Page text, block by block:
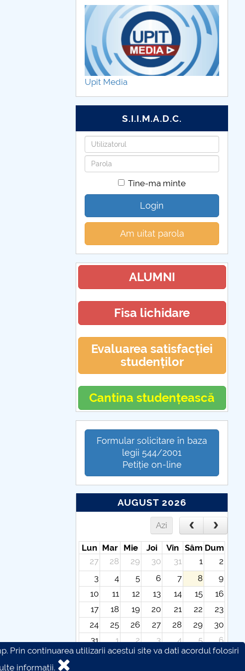
Upit Media
S.I.I.M.A.D.C.
Utilizatorul
Parola
Tine-ma minte
Login
Am uitat parola
ALUMNI
Fisa lichidare
Evaluarea satisfacției
studenților
Cantina studențească
Formular solicitare în baza
legii 544/2001
Petiție on-line
AUGUST 2026
Azi
Lun Mar Mie Joi Vin Sâm Dum
27
28 29 30 31 1
2
3
4 5 6 7 8
9
10
11 12 13 14 15
16
17
18 19 20 21 22
23
24
25 26 27 28 29
30
31
1 2 3 4 5
6
Prin continuarea utilizarii acestui site va dati acordul folosiri
informatii.